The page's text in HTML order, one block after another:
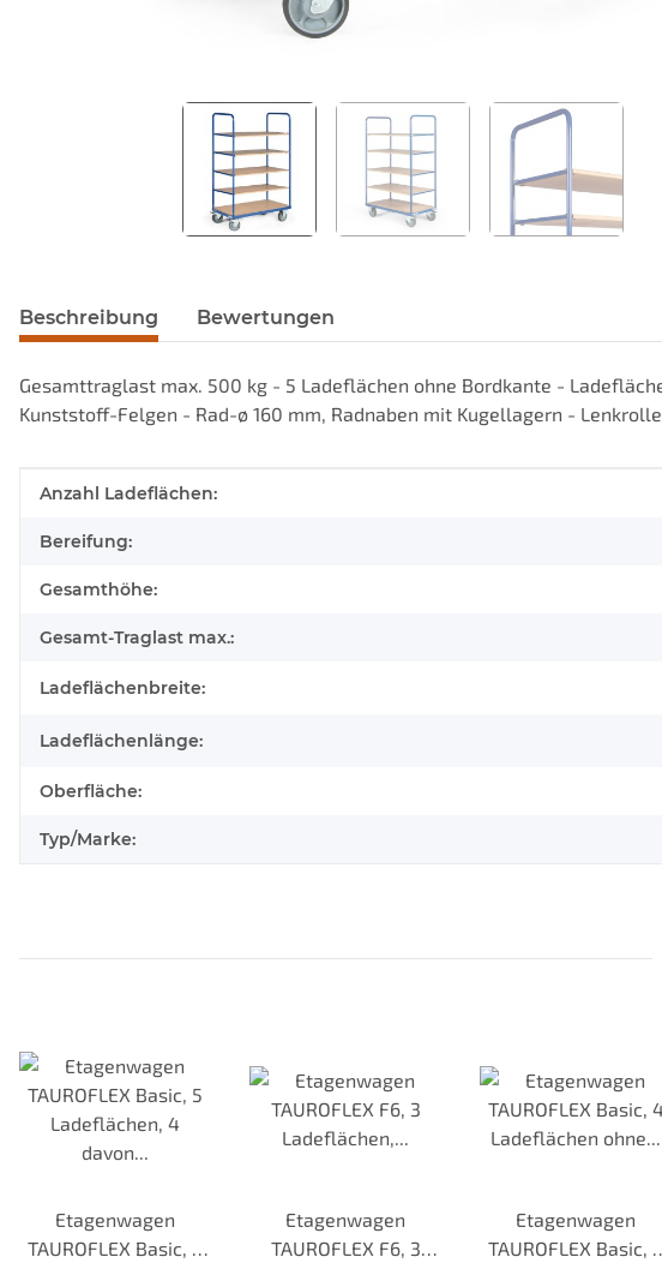
weitere Registerkarten anzeigen
Beschreibung Bewertungen
Gesamttraglast max. 500 kg - 5 Ladeflächen ohne Bordkante -
Kunststoff-Felgen - Rad-ø 160 mm, Radnaben mit Kugellagern -
Produkteigenschaft
Wert
Anzahl Ladeflächen:
Bereifung:
Gesamthöhe:
Gesamt-Traglast max.:
Ladeflächenbreite:
Ladeflächenlänge:
Oberfläche:
Typ/Marke:
Etagenwagen
TAUROFLEX Basic, 5
Etagenwagen
TAUROFLEX F6, 3
Etagenwagen
TAUROFLEX Basic, 4